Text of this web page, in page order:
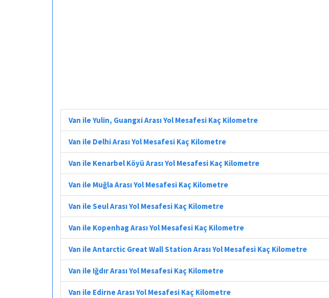
Van ile Yulin, Guangxi Arası Yol Mesafesi Kaç Kilometre
Van ile Delhi Arası Yol Mesafesi Kaç Kilometre
Van ile Kenarbel Köyü Arası Yol Mesafesi Kaç Kilometre
Van ile Muğla Arası Yol Mesafesi Kaç Kilometre
Van ile Seul Arası Yol Mesafesi Kaç Kilometre
Van ile Kopenhag Arası Yol Mesafesi Kaç Kilometre
Van ile Antarctic Great Wall Station Arası Yol Mesafesi Kaç Kilometre
Van ile Iğdır Arası Yol Mesafesi Kaç Kilometre
Van ile Edirne Arası Yol Mesafesi Kaç Kilometre